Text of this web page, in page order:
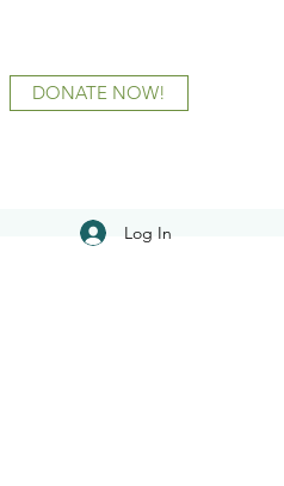
DONATE NOW!
Log In